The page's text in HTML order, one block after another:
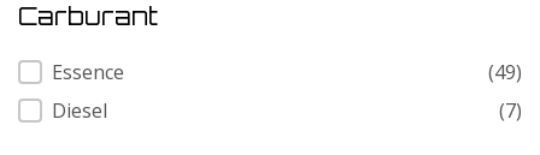
Carburant
Carburant
Essence
(49)
Diesel
(7)